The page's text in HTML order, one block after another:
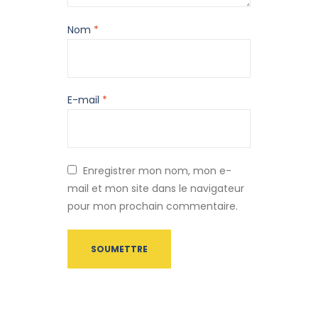
Nom *
E-mail *
Enregistrer mon nom, mon e-
mail et mon site dans le navigateur
pour mon prochain commentaire.